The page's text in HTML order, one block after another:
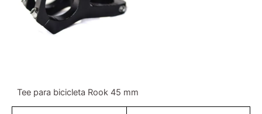
Tee para bicicleta Rook 45 mm